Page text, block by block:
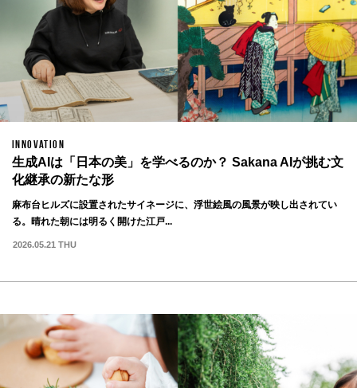
INNOVATION
生成AIは「日本の美」を学べるのか？ Sakana AIが挑む文
化継承の新たな形
麻布台ヒルズに設置されたサイネージに、浮世絵風の風景が映し出されてい
る。晴れた朝には明るく開けた江戸...
2026.05.21 THU